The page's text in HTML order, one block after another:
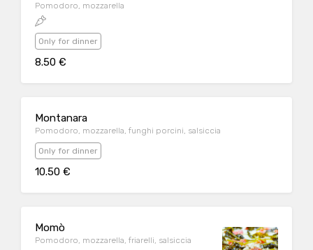
Pomodoro, mozzarella
Only for dinner
8.50 €
Montanara
Pomodoro, mozzarella, funghi porcini, salsiccia
Only for dinner
10.50 €
Momò
Pomodoro, mozzarella, friarelli, salsiccia